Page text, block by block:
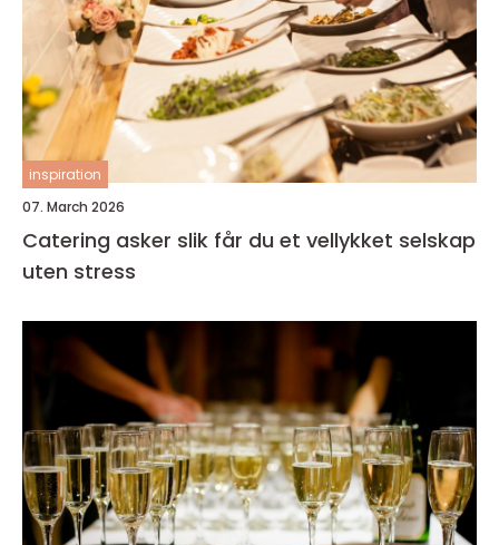
inspiration
07. March 2026
Catering asker slik får du et vellykket selskap
uten stress